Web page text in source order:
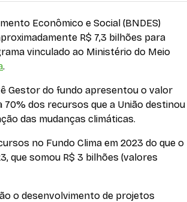
Econômico e Social (BNDES)
R$ 7,3 bilhões para
vinculado ao Ministério do Meio
.
Gestor do fundo apresentou o valor
dos recursos que a União destinou
das mudanças climáticas.
no Fundo Clima em 2023 do que o
que somou R$ 3 bilhões (valores
o desenvolvimento de projetos